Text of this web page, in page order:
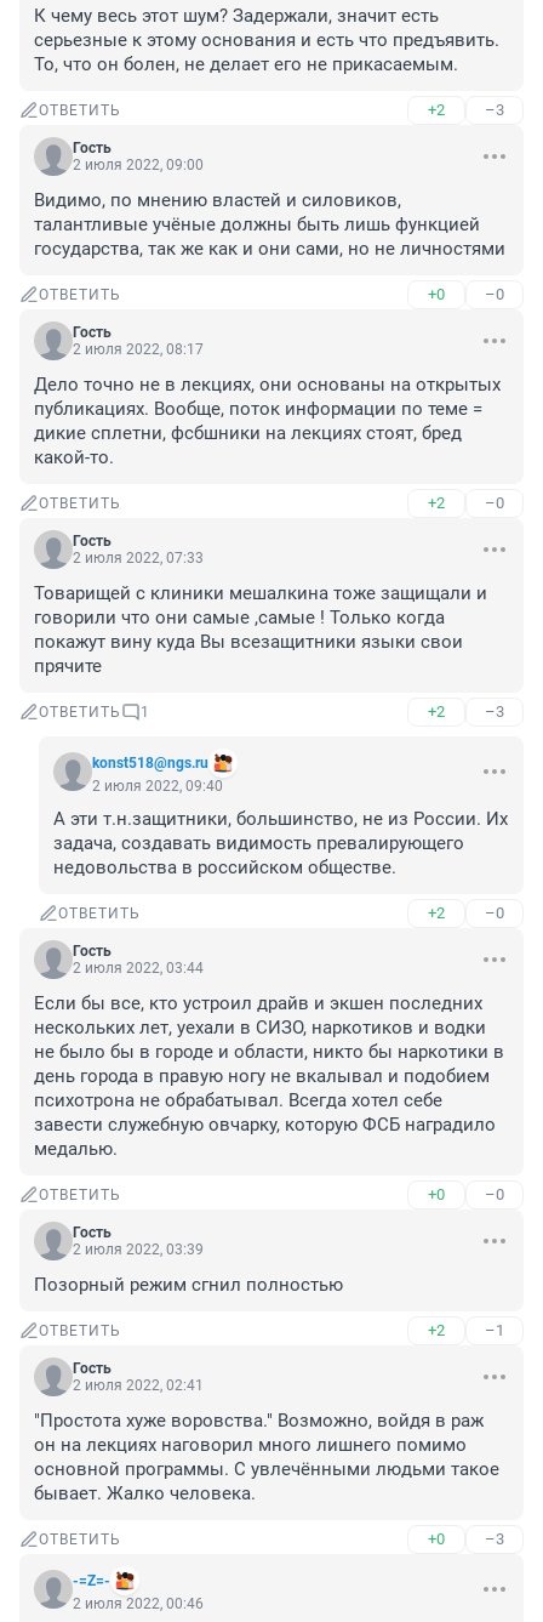
К чему весь этот шум? Задержали, значит есть
серьезные к этому основания и есть что предъявить.
То, что он болен, не делает его не прикасаемым.
ОТВЕТИТЬ +2 –3
Гость
2 июля 2022, 09:00
Видимо, по мнению властей и силовиков,
талантливые учёные должны быть лишь функцией
государства, так же как и они сами, но не личностями
ОТВЕТИТЬ +0 –0
Гость
2 июля 2022, 08:17
Дело точно не в лекциях, они основаны на открытых
публикациях. Вообще, поток информации по теме =
дикие сплетни, фсбшники на лекциях стоят, бред
какой-то.
ОТВЕТИТЬ +2 –0
Гость
2 июля 2022, 07:33
Товарищей с клиники мешалкина тоже защищали и
говорили что они самые ,самые ! Только когда
покажут вину куда Вы всезащитники языки свои
прячите
ОТВЕТИТЬ 1 +2 –3
konst518@ngs.ru
2 июля 2022, 09:40
А эти т.н.защитники, большинство, не из России. Их
задача, создавать видимость превалирующего
недовольства в российском обществе.
ОТВЕТИТЬ +2 –0
Гость
2 июля 2022, 03:44
Если бы все, кто устроил драйв и экшен последних
нескольких лет, уехали в СИЗО, наркотиков и водки
не было бы в городе и области, никто бы наркотики в
день города в правую ногу не вкалывал и подобием
психотрона не обрабатывал. Всегда хотел себе
завести служебную овчарку, которую ФСБ наградило
медалью.
ОТВЕТИТЬ +0 –0
Гость
2 июля 2022, 03:39
Позорный режим сгнил полностью
ОТВЕТИТЬ +2 –1
Гость
2 июля 2022, 02:41
"Простота хуже воровства." Возможно, войдя в раж
он на лекциях наговорил много лишнего помимо
основной программы. С увлечёнными людьми такое
бывает. Жалко человека.
ОТВЕТИТЬ +0 –3
-=Z=-
2 июля 2022, 00:46